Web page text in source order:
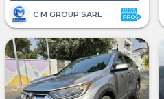
C M GROUP SARL